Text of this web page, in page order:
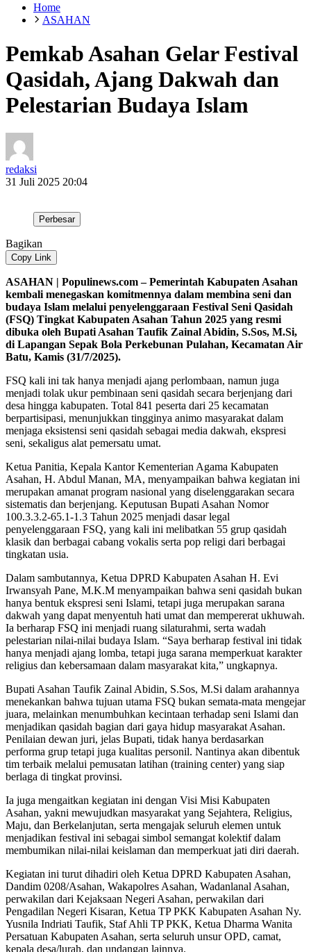
Home
ASAHAN
Pemkab Asahan Gelar Festival
Qasidah, Ajang Dakwah dan
Pelestarian Budaya Islam
redaksi
31 Juli 2025 20:04
Perbesar
Bagikan
Copy Link
ASAHAN | Populinews.com – Pemerintah Kabupaten Asahan
kembali menegaskan komitmennya dalam membina seni dan
budaya Islam melalui penyelenggaraan Festival Seni Qasidah
(FSQ) Tingkat Kabupaten Asahan Tahun 2025 yang resmi
dibuka oleh Bupati Asahan Taufik Zainal Abidin, S.Sos, M.Si,
di Lapangan Sepak Bola Perkebunan Pulahan, Kecamatan Air
Batu, Kamis (31/7/2025).
FSQ kali ini tak hanya menjadi ajang perlombaan, namun juga
menjadi tolak ukur pembinaan seni qasidah secara berjenjang dari
desa hingga kabupaten. Total 841 peserta dari 25 kecamatan
berpartisipasi, menunjukkan tingginya animo masyarakat dalam
menjaga eksistensi seni qasidah sebagai media dakwah, ekspresi
seni, sekaligus alat pemersatu umat.
Ketua Panitia, Kepala Kantor Kementerian Agama Kabupaten
Asahan, H. Abdul Manan, MA, menyampaikan bahwa kegiatan ini
merupakan amanat program nasional yang diselenggarakan secara
sistematis dan berjenjang. Keputusan Bupati Asahan Nomor
100.3.3.2-65.1-1.3 Tahun 2025 menjadi dasar legal
penyelenggaraan FSQ, yang kali ini melibatkan 55 grup qasidah
klasik dan berbagai cabang vokalis serta pop religi dari berbagai
tingkatan usia.
Dalam sambutannya, Ketua DPRD Kabupaten Asahan H. Evi
Irwansyah Pane, M.K.M menyampaikan bahwa seni qasidah bukan
hanya bentuk ekspresi seni Islami, tetapi juga merupakan sarana
dakwah yang dapat menyentuh hati umat dan mempererat ukhuwah.
Ia berharap FSQ ini menjadi ruang silaturahmi, serta wadah
pelestarian nilai-nilai budaya Islam. “Saya berharap festival ini tidak
hanya menjadi ajang lomba, tetapi juga sarana memperkuat karakter
religius dan kebersamaan dalam masyarakat kita,” ungkapnya.
Bupati Asahan Taufik Zainal Abidin, S.Sos, M.Si dalam arahannya
menekankan bahwa tujuan utama FSQ bukan semata-mata mengejar
juara, melainkan menumbuhkan kecintaan terhadap seni Islami dan
menjadikan qasidah bagian dari gaya hidup masyarakat Asahan.
Penilaian dewan juri, jelas Bupati, tidak hanya berdasarkan
performa grup tetapi juga kualitas personil. Nantinya akan dibentuk
tim terbaik melalui pemusatan latihan (training center) yang siap
berlaga di tingkat provinsi.
Ia juga mengaitkan kegiatan ini dengan Visi Misi Kabupaten
Asahan, yakni mewujudkan masyarakat yang Sejahtera, Religius,
Maju, dan Berkelanjutan, serta mengajak seluruh elemen untuk
menjadikan festival ini sebagai simbol semangat kolektif dalam
membumikan nilai-nilai keislaman dan memperkuat jati diri daerah.
Kegiatan ini turut dihadiri oleh Ketua DPRD Kabupaten Asahan,
Dandim 0208/Asahan, Wakapolres Asahan, Wadanlanal Asahan,
perwakilan dari Kejaksaan Negeri Asahan, perwakilan dari
Pengadilan Negeri Kisaran, Ketua TP PKK Kabupaten Asahan Ny.
Yusnila Indriati Taufik, Staf Ahli TP PKK, Ketua Dharma Wanita
Persatuan Kabupaten Asahan, serta seluruh unsur OPD, camat,
kepala desa/lurah, dan undangan lainnya.